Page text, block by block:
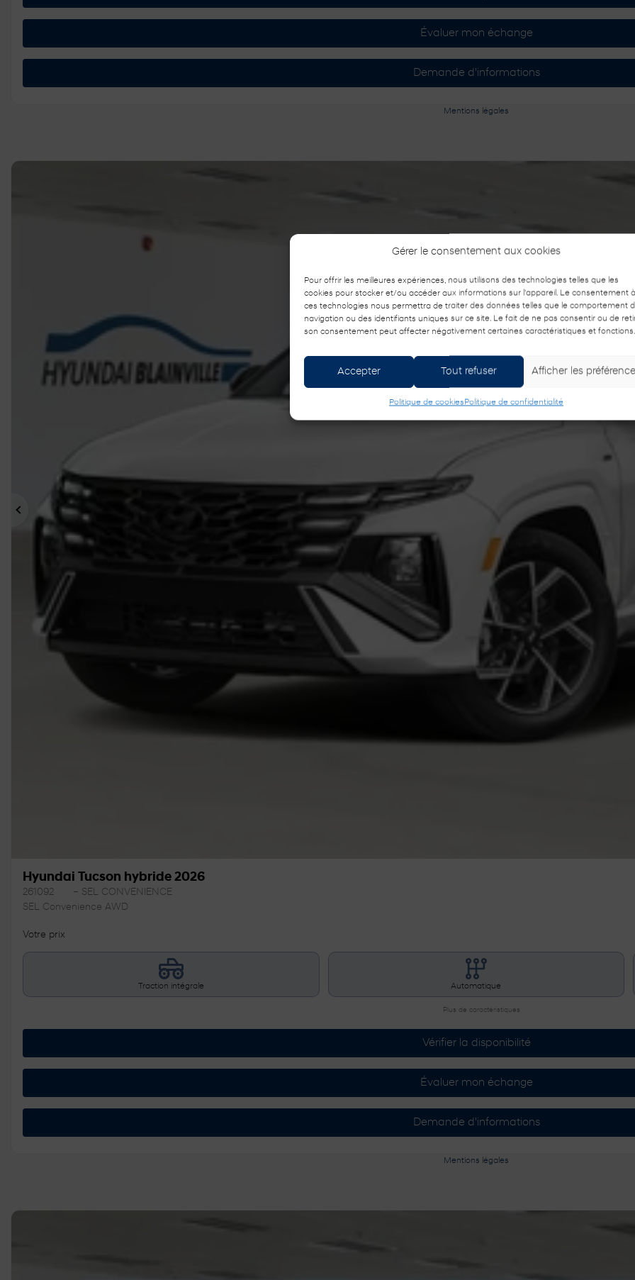
Gérer le consentement aux cookies
Pour offrir les meilleures expériences, nous utilisons des technologies telles que les
cookies pour stocker et/ou accéder aux informations sur l'appareil. Le consentement à
ces technologies nous permettra de traiter des données telles que le comportement
navigation ou des identifiants uniques sur ce site. Le fait de ne pas consentir ou de
son consentement peut affecter négativement certaines caractéristiques et fonctions.
Accepter Tout refuser Afficher les
Politique de cookiesPolitique de confidentialité
Évaluer mon échange
Demande d'informations
Mentions légales
Précédent
Hyundai Tucson hybride 2026
261092
– SEL CONVENIENCE
SEL Convenience AWD
Votre prix
Traction intégrale Automatique
Plus de caractéristiques
Vérifier la disponibilité
Évaluer mon échange
Demande d'informations
Mentions légales